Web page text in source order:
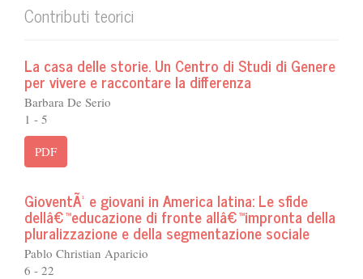
Contributi teorici
La casa delle storie. Un Centro di Studi di Genere
per vivere e raccontare la differenza
Barbara De Serio
1 - 5
PDF
GioventÃ¹ e giovani in America latina: Le sfide
dellâ€™educazione di fronte allâ€™impronta della
pluralizzazione e della segmentazione sociale
Pablo Christian Aparicio
6 - 22